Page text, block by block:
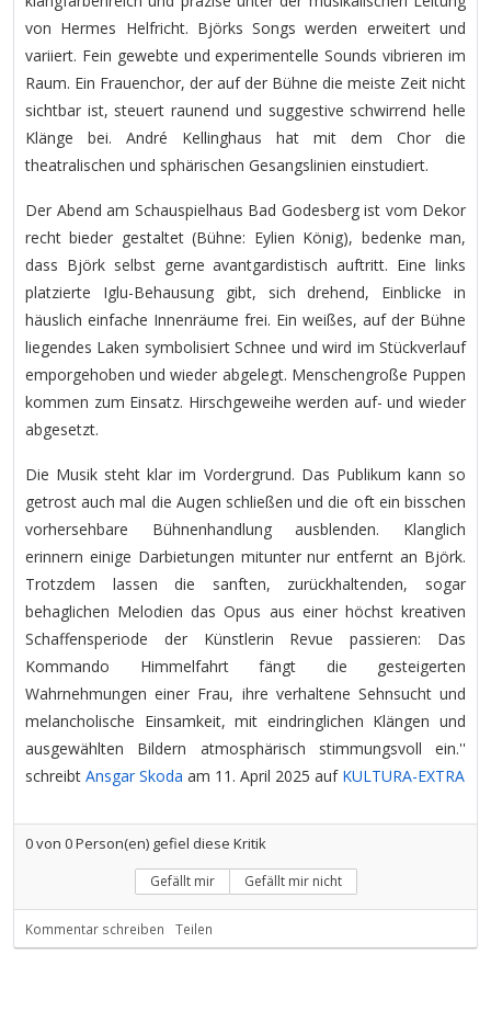
von Hermes Helfricht. Björks Songs werden erweitert und
variiert. Fein gewebte und experimentelle Sounds vibrieren im
Raum. Ein Frauenchor, der auf der Bühne die meiste Zeit nicht
sichtbar ist, steuert raunend und suggestive schwirrend helle
Klänge bei. André Kellinghaus hat mit dem Chor die
theatralischen und sphärischen Gesangslinien einstudiert.
Der Abend am Schauspielhaus Bad Godesberg ist vom Dekor
recht bieder gestaltet (Bühne: Eylien König), bedenke man,
dass Björk selbst gerne avantgardistisch auftritt. Eine links
platzierte Iglu-Behausung gibt, sich drehend, Einblicke in
häuslich einfache Innenräume frei. Ein weißes, auf der Bühne
liegendes Laken symbolisiert Schnee und wird im Stückverlauf
emporgehoben und wieder abgelegt. Menschengroße Puppen
kommen zum Einsatz. Hirschgeweihe werden auf- und wieder
abgesetzt.
Die Musik steht klar im Vordergrund. Das Publikum kann so
getrost auch mal die Augen schließen und die oft ein bisschen
vorhersehbare Bühnenhandlung ausblenden. Klanglich
erinnern einige Darbietungen mitunter nur entfernt an Björk.
Trotzdem lassen die sanften, zurückhaltenden, sogar
behaglichen Melodien das Opus aus einer höchst kreativen
Schaffensperiode der Künstlerin Revue passieren: Das
Kommando Himmelfahrt fängt die gesteigerten
Wahrnehmungen einer Frau, ihre verhaltene Sehnsucht und
melancholische Einsamkeit, mit eindringlichen Klängen und
ausgewählten Bildern atmosphärisch stimmungsvoll ein.''
schreibt Ansgar Skoda am 11. April 2025 auf KULTURA-EXTRA
0von 0Person(en) gefiel diese Kritik
Gefällt mir Gefällt mir nicht
Kommentar schreiben Teilen